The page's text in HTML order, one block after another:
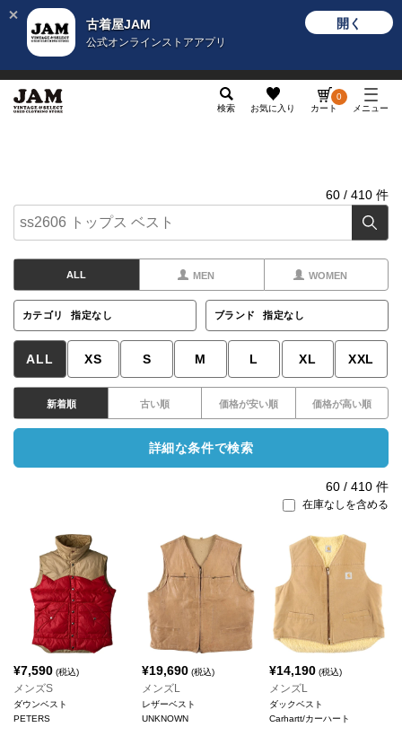
古着屋JAM
公式オンラインストアアプリ
開く
検索 お気に入り カート
0
メニュー
60 / 410 件
ALL MEN WOMEN
カテゴリ 指定なし ブランド 指定なし
ALL XS S M L XL XXL
新着順 古い順 価格が安い順 価格が高い順
詳細な条件で検索
60 / 410 件
在庫なしを含める
¥7,590 (税込)
メンズS
ダウンベスト
PETERS
¥19,690(税込)
メンズL
レザーベスト
UNKNOWN
¥14,190 (税込)
メンズL
ダックベスト
Carhartt/カーハート